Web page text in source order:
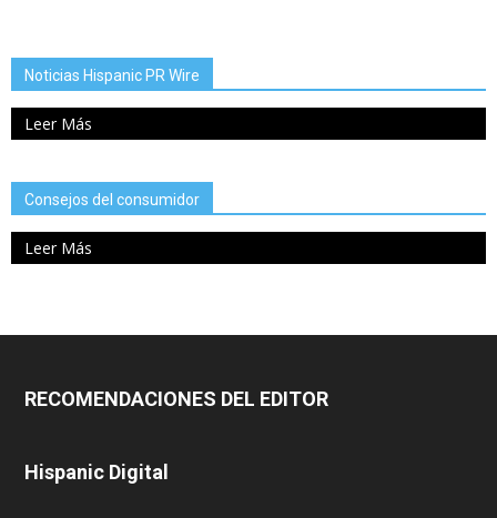
Noticias Hispanic PR Wire
Leer Más
Consejos del consumidor
Leer Más
RECOMENDACIONES DEL EDITOR
Hispanic Digital